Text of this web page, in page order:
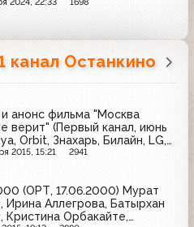
2024, 22:33 1698
канал Останкино
анонс фильма "Москва
верит" (Первый канал, июнь
Orbit, Знахарь, Билайн, LG,
жемчуг, Мириталь
2015, 15:21 2941
(ОРТ, 17.06.2000) Мурат
Ирина Аллегрова, Батырхан
Кристина Орбакайте,